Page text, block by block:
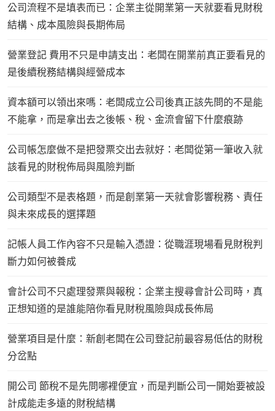
公司流程不是填表而已：企業主從開業第一天就要看見財稅
結構、成本風險與長期佈局
營業登記 費用不只是申請支出：老闆在開業前真正要看見的
是後續稅務結構與經營成本
資本額可以領出來嗎：老闆成立公司後真正該先問的不是能
不能拿，而是拿出去之後帳、稅、金流會留下什麼痕跡
公司帳怎麼做不是把發票交出去就好：老闆從第一筆收入就
該看見的財稅佈局與風險判斷
公司類型不是表格題，而是創業第一天就會影響稅務、責任
與未來成長的選擇題
記帳人員工作內容不只是輸入憑證：從職涯現場看見財稅判
斷力如何被養成
會計公司不只處理發票與報稅：企業主搜尋會計公司時，真
正想知道的是誰能陪你看見財稅風險與成長佈局
營業項目是什麼：新創老闆在公司登記前最容易低估的財稅
分岔點
開公司 節稅不是先問哪裡便宜，而是判斷公司一開始要被設
計成能走多遠的財稅結構